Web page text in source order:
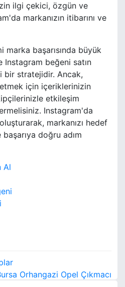
ilgi çekici, özgün ve
markanızın itibarını ve
başarısında büyük
Instagram beğeni satın
bir stratejidir. Ancak,
için içeriklerinizin
etkileşim
Instagram'da
markanızı hedef
doğru adım
Al
Orhangazi Opel Çıkmacı